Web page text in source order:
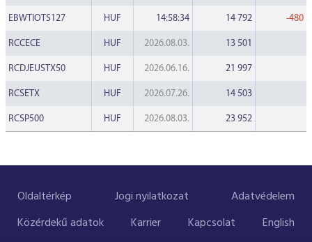
EBWTIOTS127 HUF 14:58:34 14 792 -480
RCCECE HUF 2026.08.03. 13 501
RCDJEUSTX50 HUF 2026.06.16. 21 997
RCSETX HUF 2026.07.26. 14 503
RCSP500 HUF 2026.08.03. 23 952
Oldaltérkép Jogi nyilatkozat
Adatvédelem
Közérdekű adatok
Karrier Kapcsolat English